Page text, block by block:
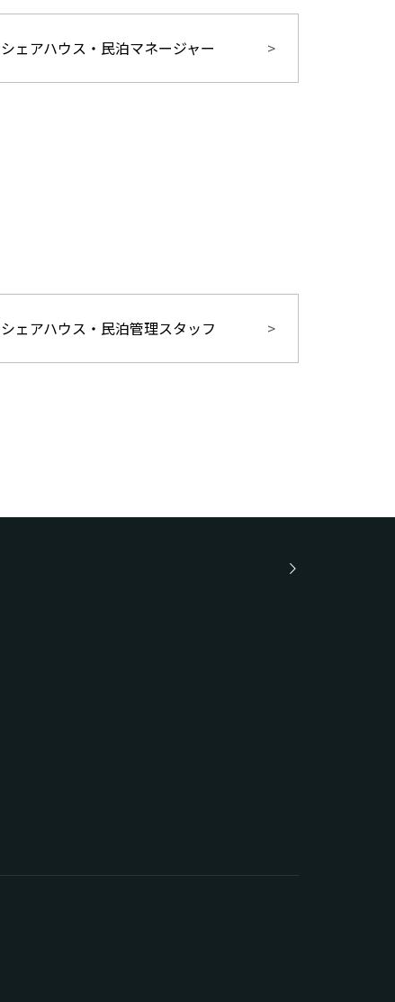
シェアハウス・民泊マネージャー
シェアハウス・民泊管理スタッフ